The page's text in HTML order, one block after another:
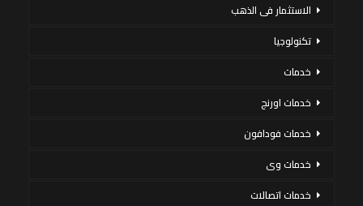
الاستثمار فى الذهب
تكنولوجيا
خدمات
خدمات اورنج
خدمات فودافون
خدمات وى
خدمات اتصالات